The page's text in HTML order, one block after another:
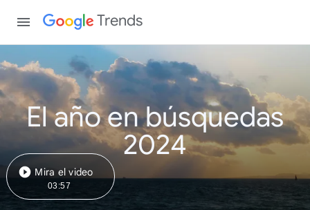
Trends
El año en búsquedas
2024
Mira el video
03:57